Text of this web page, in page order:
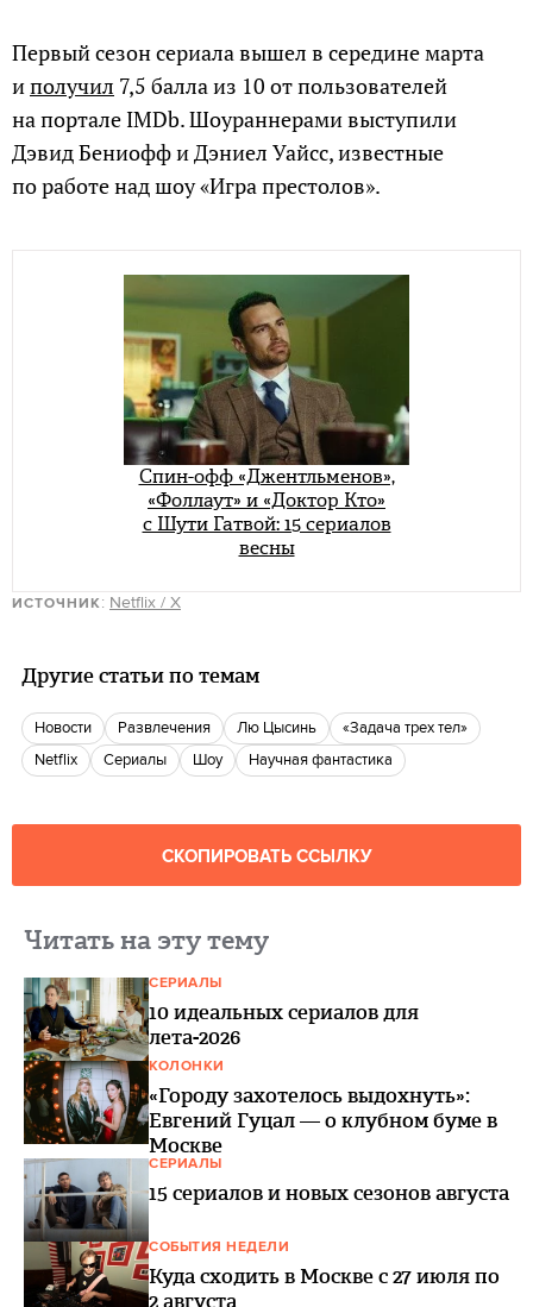
Первый сезон сериала вышел в середине марта
иполучил 7,5 балла из 10 от пользователей
на портале IMDb. Шоураннерами выступили
Дэвид Бениофф и Дэниел Уайсс, известные
по работе над шоу «Игра престолов».
Спин-офф «Джентльменов»,
«Фоллаут» и «Доктор Кто»
с Шути Гатвой: 15 сериалов
весны
ИСТОЧНИК: Netflix / X
Другие статьи по темам
новости Развлечения Лю Цысинь
«Задача трех тел»
Netflix
сериалы шоу научная фантастика
СКОПИРОВАТЬ ССЫЛКУ
Читать на эту тему
СЕРИАЛЫ
10 идеальных сериалов для
лета-2026
КОЛОНКИ
«Городу захотелось выдохнуть»:
Евгений Гуцал — о клубном буме в
Москве
СЕРИАЛЫ
15 сериалов и новых сезонов августа
СОБЫТИЯ НЕДЕЛИ
Куда сходить в Москве с 27 июля по
2 августа